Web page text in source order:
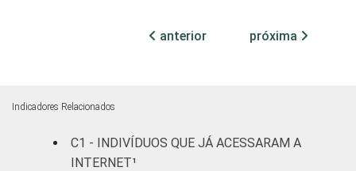
Parda 59
anterior próxima
Indicadores Relacionados
C1 - INDIVÍDUOS QUE JÁ ACESSARAM A
INTERNET¹